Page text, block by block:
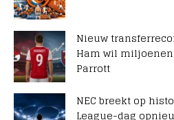
Nieuw
Ham wil
Parrott
NEC breekt op
League-dag